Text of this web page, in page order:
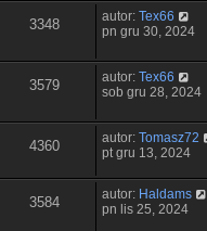
3348 autor:Tex66
pn gru 30, 2024
3579 autor:Tex66
sob gru 28, 2024
4360 autor:Tomasz72
pt gru 13, 2024
3584 autor: Haldams
pn lis 25, 2024